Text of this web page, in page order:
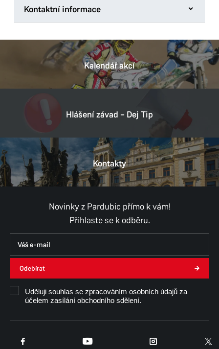
Kontaktní informace
Kostnická 865
530 06 Pardubice
E-mail: podatelna@umo6.mmp.cz
IČO 00274046
Provozní doba
Pondělí
8:00–11:30, 12:30–17:00
Úterý 8:00–11:30, 12:30–15:00
8:00–11:30, 12:30–15:00
8:00–11:30, 12:30–14:30
Výjimky
Pokladna pro placení poplatků otevřena denně dle
provozní doby úřadu
V době mezi 11:30 - 12:30 po předchozí dohodě
Kalendář akcí
Hlášení závad – Dej Tip
Kontakty
Novinky z Pardubic přímo k vám!
Přihlaste se k odběru.
Odebírat
Uděluji souhlas se zpracováním osobních údajů za
účelem zasílání obchodního sdělení.